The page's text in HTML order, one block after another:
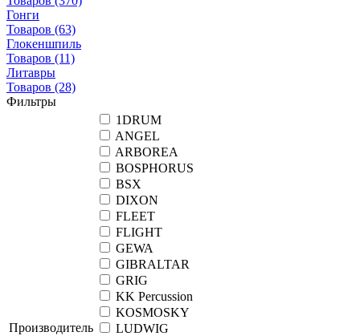
Гонги
Товаров (63)
Глокеншпиль
Товаров (11)
Литавры
Товаров (28)
Фильтры
Производитель
1DRUM
ANGEL
ARBOREA
BOSPHORUS
BSX
DIXON
FLEET
FLIGHT
GEWA
GIBRALTAR
GRIG
KK Percussion
KOSMOSKY
LUDWIG